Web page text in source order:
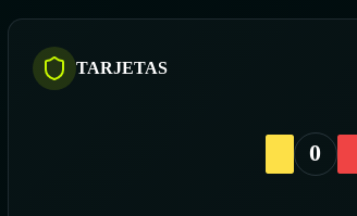
TARJETAS
0